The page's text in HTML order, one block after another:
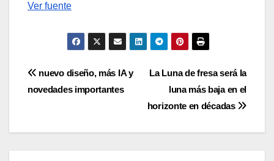
Ver fuente
Navegación
entradas
La Luna de fresa será la
luna más baja en el
horizonte en décadas
nuevo diseño, más IA y
novedades importantes